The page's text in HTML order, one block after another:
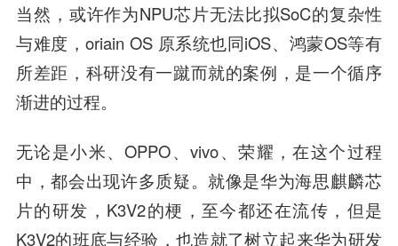
当然，或许作为NPU芯片无法比拟SoC的复杂性
与难度，oriain OS 原系统也同iOS、鸿蒙OS等有
所差距，科研没有一蹴而就的案例，是一个循序
渐进的过程。
无论是小米、OPPO、vivo、荣耀，在这个过程
中，都会出现许多质疑。就像是华为海思麒麟芯
片的研发，K3V2的梗，至今都还在流传，但是
K3V2的班底与经验，也造就了树立起来华为研发